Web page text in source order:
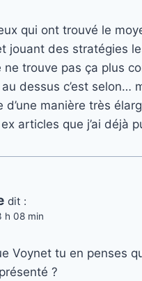
qui ont trouvé le
jouant des stratégies
ne trouve pas ça plus
dessus c’est selon…
d’une manière très
articles que j’ai déjà
dit :
h 08 min
Voynet tu en penses
?